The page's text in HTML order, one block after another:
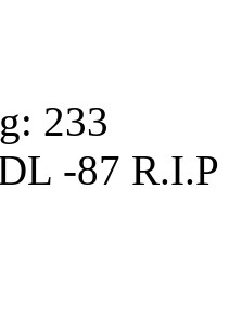
233
-87 R.I.P